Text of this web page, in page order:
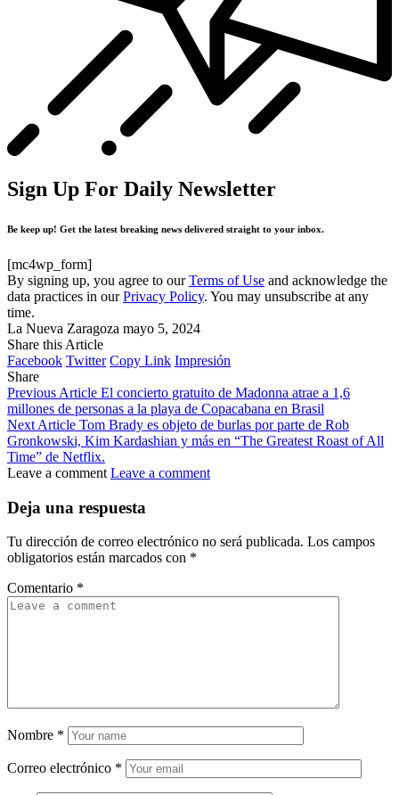
Sign Up For Daily Newsletter
Be keep up! Get the latest breaking news delivered straight to your inbox.
[mc4wp_form]
By signing up, you agree to ourTerms of Use and acknowledge the
data practices in ourPrivacy Policy. You may unsubscribe at any
time.
La Nueva Zaragoza mayo 5, 2024
Share this Article
Facebook Twitter Copy Link Impresión
Share
Previous Article El concierto gratuito de Madonna atrae a 1,6
millones de personas a la playa de Copacabana en Brasil
Next Article Tom Brady es objeto de burlas por parte de Rob
Gronkowski, Kim Kardashian y más en “The Greatest Roast of All
Time” de Netflix.
Leave a comment Leave a comment
Deja una respuesta
Tu dirección de correo electrónico no será publicada. Los campos
obligatorios están marcados con *
Comentario *
Nombre *
Correo electrónico *